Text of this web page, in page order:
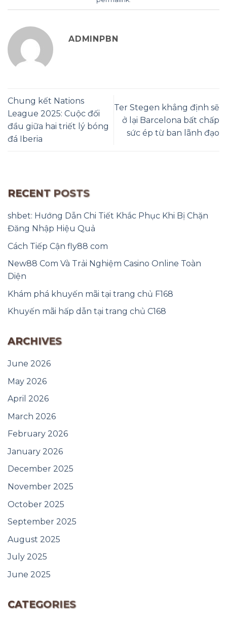
ADMINPBN
Chung kết Nations
League 2025: Cuộc đối
đầu giữa hai triết lý bóng
đá Iberia
Ter Stegen khẳng định sẽ
ở lại Barcelona bất chấp
sức ép từ ban lãnh đạo
RECENT POSTS
shbet: Hướng Dẫn Chi Tiết Khắc Phục Khi Bị Chặn
Đăng Nhập Hiệu Quả
Cách Tiếp Cận fly88 com
New88 Com Và Trải Nghiệm Casino Online Toàn
Diện
Khám phá khuyến mãi tại trang chủ F168
Khuyến mãi hấp dẫn tại trang chủ C168
ARCHIVES
June 2026
May 2026
April 2026
March 2026
February 2026
January 2026
December 2025
November 2025
October 2025
September 2025
August 2025
July 2025
June 2025
CATEGORIES